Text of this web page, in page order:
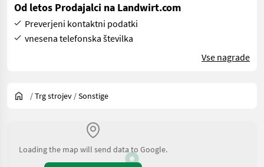
Od letos Prodajalci na Landwirt.com
Preverjeni kontaktni podatki
vnesena telefonska številka
Vse nagrade
/Trg strojev /Sonstige
Loading the map will send data to Google.